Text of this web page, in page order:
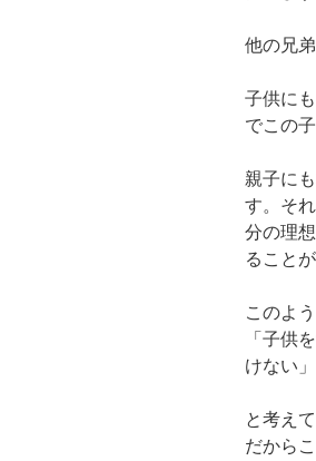
他の兄
子供に
でこの
親子に
す。そ
分の理
ること
このよ
「子供
けない」
と考え
だから